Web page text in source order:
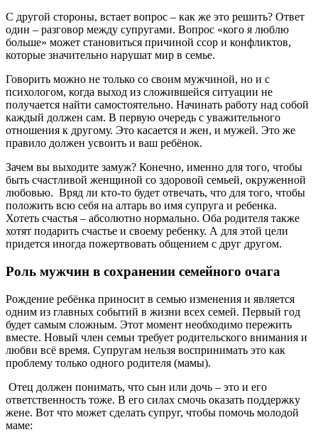
С другой стороны, встает вопрос – как же это решить? Ответ
один – разговор между супругами. Вопрос «кого я люблю
больше» может становиться причиной ссор и конфликтов,
которые значительно нарушат мир в семье.
Говорить можно не только со своим мужчиной, но и с
психологом, когда выход из сложившейся ситуации не
получается найти самостоятельно. Начинать работу над собой
каждый должен сам. В первую очередь с уважительного
отношения к другому. Это касается и жен, и мужей. Это же
правило должен усвоить и ваш ребёнок.
Зачем вы выходите замуж? Конечно, именно для того, чтобы
быть счастливой женщиной со здоровой семьей, окруженной
любовью. Вряд ли кто-то будет отвечать, что для того, чтобы
положить всю себя на алтарь во имя супруга и ребенка.
Хотеть счастья – абсолютно нормально. Оба родителя также
хотят подарить счастье и своему ребенку. А для этой цели
придется иногда пожертвовать общением с друг другом.
Роль мужчин в сохранении семейного очага
Рождение ребёнка приносит в семью изменения и является
одним из главных событий в жизни всех семей. Первый год
будет самым сложным. Этот момент необходимо пережить
вместе. Новый член семьи требует родительского внимания и
любви всё время. Супругам нельзя воспринимать это как
проблему только одного родителя (мамы).
Отец должен понимать, что сын или дочь – это и его
ответственность тоже. В его силах смочь оказать поддержку
жене. Вот что может сделать супруг, чтобы помочь молодой
маме: